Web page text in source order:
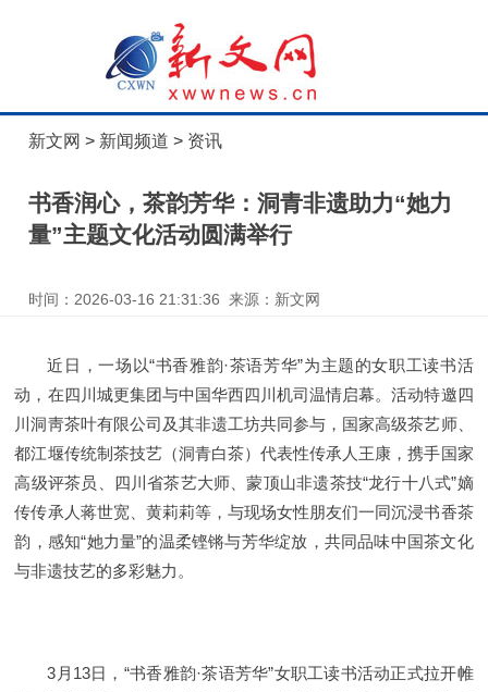
新文网 > 新闻频道 > 资讯
书香润心，茶韵芳华：洞青非遗助力“她力
量”主题文化活动圆满举行
时间：2026-03-16 21:31:36 来源：新文网
近日，一场以“书香雅韵·茶语芳华”为主题的女职工读书活
动，在四川城更集团与中国华西四川机司温情启幕。活动特邀四
川洞靑茶叶有限公司及其非遗工坊共同参与，国家高级茶艺师、
都江堰传统制茶技艺（洞青白茶）代表性传承人王康，携手国家
高级评茶员、四川省茶艺大师、蒙顶山非遗茶技“龙行十八式”嫡
传传承人蒋世宽、黄莉莉等，与现场女性朋友们一同沉浸书香茶
韵，感知“她力量”的温柔铿锵与芳华绽放，共同品味中国茶文化
与非遗技艺的多彩魅力。
3月13日，“书香雅韵·茶语芳华”女职工读书活动正式拉开帷